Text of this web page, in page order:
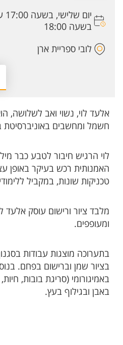
בשעה 18:00
לובי ספריית ארן
אלעד לוי, נשוי ואב לשלושה,
חשמל ומחשבים באוניברסיטת
לוי הרגיש חיבור לטבע כבר
האמנותית רכש בעיקר באופן
טכניקות שונות, במקביל
מלבד ציור ורישום עוסק אלעד
ומעופפים.
בתערוכה מוצגות עבודות
בציור שמן וברישום בפחם.
באמיגורומי (סריגת בובות,
באבן ובגילוף בעץ.